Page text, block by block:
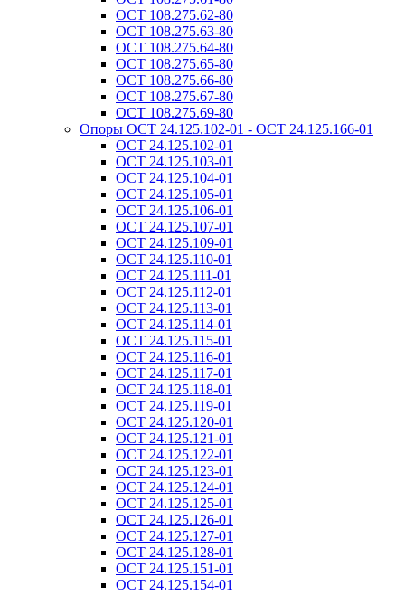
ОСТ 108.275.62-80
ОСТ 108.275.63-80
ОСТ 108.275.64-80
ОСТ 108.275.65-80
ОСТ 108.275.66-80
ОСТ 108.275.67-80
ОСТ 108.275.69-80
Опоры ОСТ 24.125.102-01 - ОСТ 24.125.166-01
ОСТ 24.125.102-01
ОСТ 24.125.103-01
ОСТ 24.125.104-01
ОСТ 24.125.105-01
ОСТ 24.125.106-01
ОСТ 24.125.107-01
ОСТ 24.125.109-01
ОСТ 24.125.110-01
ОСТ 24.125.111-01
ОСТ 24.125.112-01
ОСТ 24.125.113-01
ОСТ 24.125.114-01
ОСТ 24.125.115-01
ОСТ 24.125.116-01
ОСТ 24.125.117-01
ОСТ 24.125.118-01
ОСТ 24.125.119-01
ОСТ 24.125.120-01
ОСТ 24.125.121-01
ОСТ 24.125.122-01
ОСТ 24.125.123-01
ОСТ 24.125.124-01
ОСТ 24.125.125-01
ОСТ 24.125.126-01
ОСТ 24.125.127-01
ОСТ 24.125.128-01
ОСТ 24.125.151-01
ОСТ 24.125.154-01